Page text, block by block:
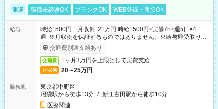
派遣 職種未経験OK ブランクOK WEB登録・面接OK
給与
時給1500円 月収例 21万円 時給1500円×実働7h×週5日×4
週 ※月収例を保証するものではありません。※給与即受取りサ
ービス利用可（利用条件有）
交通費別途支給あり
交通費 1ヶ月3万円を上限として実費支給
月収例 20～25万円
勤務地
東京都中野区
沼袋駅から徒歩13分 / 新江古田駅から徒歩10分
医療関連